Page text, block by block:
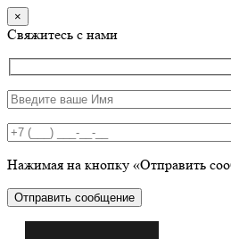
×
Свяжитесь с нами
Нажимая на кнопку «Отправить
Отправить сообщение